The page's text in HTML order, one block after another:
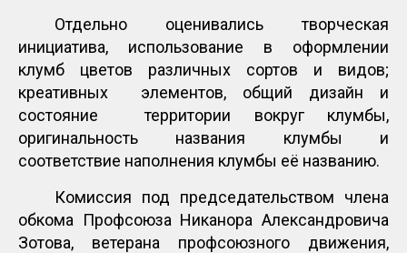
Отдельно оценивались творческая
инициатива, использование в оформлении
клумб цветов различных сортов и видов;
креативных элементов, общий дизайн и
состояние территории вокруг клумбы,
оригинальность названия клумбы и
соответствие наполнения клумбы её названию.
Комиссия под председательством члена
обкома Профсоюза Никанора Александровича
Зотова, ветерана профсоюзного движения,